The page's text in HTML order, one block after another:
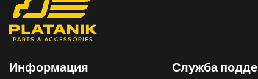
Информация Служба